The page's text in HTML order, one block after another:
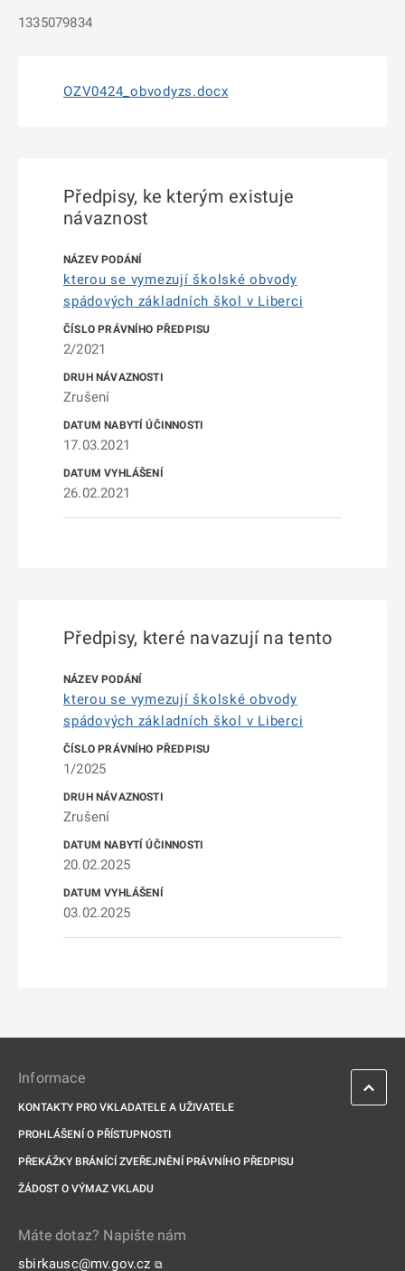
1335079834
OZV0424_obvodyzs.docx
Předpisy, ke kterým existuje
návaznost
kterou se vymezují školské obvody
spádových základních škol v Liberci
2/2021
Zrušení
17.03.2021
26.02.2021
Předpisy, které navazují na tento
kterou se vymezují školské obvody
spádových základních škol v Liberci
1/2025
Zrušení
20.02.2025
03.02.2025
Informace
KONTAKTY PRO VKLADATELE A UŽIVATELE
PROHLÁŠENÍ O PŘÍSTUPNOSTI
PŘEKÁŽKY BRÁNÍCÍ ZVEŘEJNĚNÍ PRÁVNÍHO PŘEDPISU
ŽÁDOST O VÝMAZ VKLADU
Máte dotaz? Napište nám
sbirkausc@mv.gov.cz ⧉